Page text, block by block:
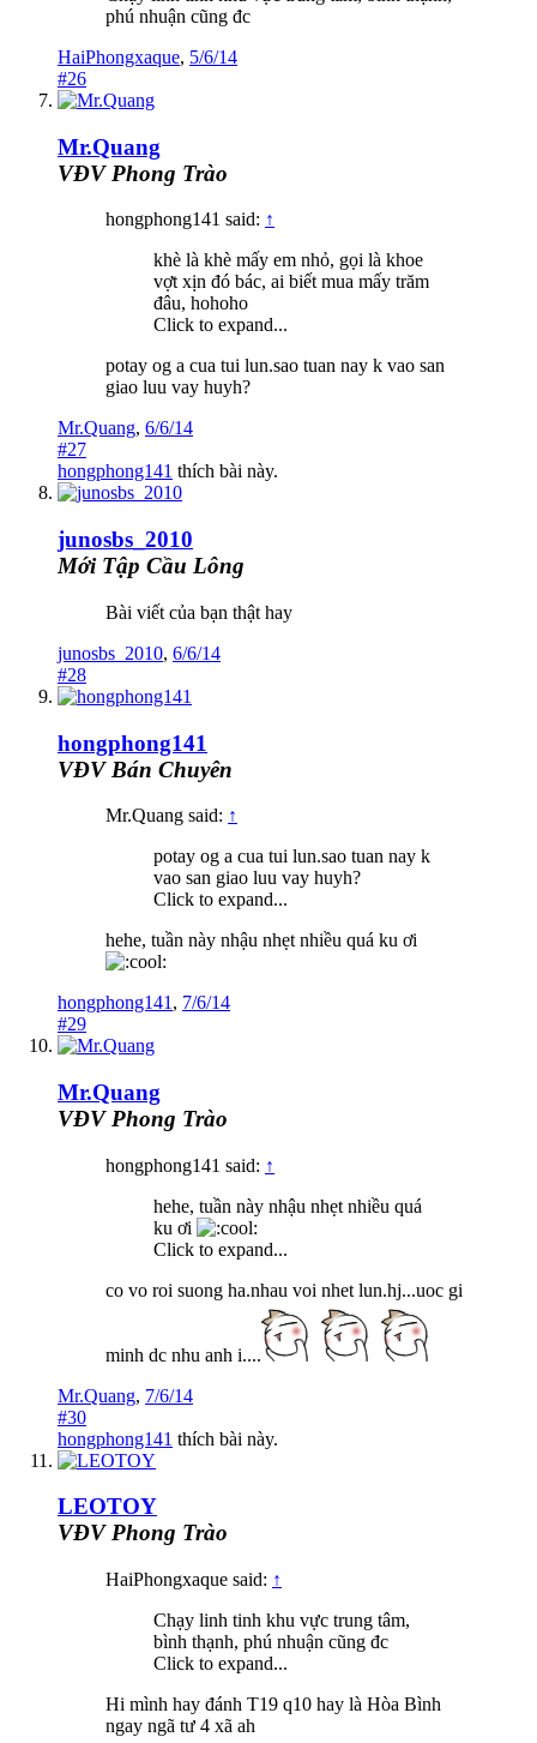
phú nhuận cũng đc
HaiPhongxaque, 5/6/14
#26
Mr.Quang
VĐV Phong Trào
hongphong141 said: ↑
khè là khè mấy em nhỏ, gọi là khoe
vợt xịn đó bác, ai biết mua mấy trăm
đâu, hohoho
Click to expand...
potay og a cua tui lun.sao tuan nay k vao san
giao luu vay huyh?
Mr.Quang, 6/6/14
#27
hongphong141 thích bài này.
junosbs_2010
Mới Tập Cầu Lông
Bài viết của bạn thật hay
junosbs_2010, 6/6/14
#28
hongphong141
VĐV Bán Chuyên
Mr.Quang said: ↑
potay og a cua tui lun.sao tuan nay k
vao san giao luu vay huyh?
Click to expand...
hehe, tuần này nhậu nhẹt nhiều quá ku ơi
hongphong141 , 7/6/14
#29
Mr.Quang
VĐV Phong Trào
hongphong141 said: ↑
hehe, tuần này nhậu nhẹt nhiều quá
ku ơi
Click to expand...
co vo roi suong ha.nhau voi nhet lun.hj...uoc gi
minh dc nhu anh i....
Mr.Quang, 7/6/14
#30
hongphong141 thích bài này.
LEOTOY
VĐV Phong Trào
HaiPhongxaque said: ↑
Chạy linh tinh khu vực trung tâm,
bình thạnh, phú nhuận cũng đc
Click to expand...
Hi mình hay đánh T19 q10 hay là Hòa Bình
ngay ngã tư 4 xã ah